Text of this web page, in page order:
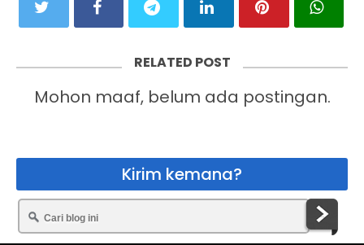
RELATED POST
Mohon maaf, belum ada postingan.
Kirim kemana?